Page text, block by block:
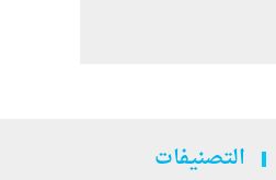
التصنيفات